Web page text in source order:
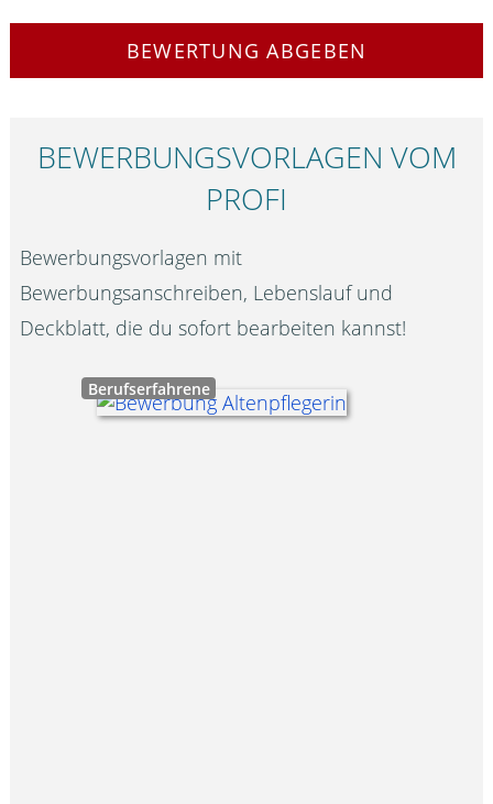
BEWERTUNG ABGEBEN
BEWERBUNGS­VORLAGEN VOM
PROFI
Bewerbungsvorlagen mit
Bewerbungsanschreiben, Lebenslauf und
Deckblatt, die du sofort bearbeiten kannst!
Berufserfahrene